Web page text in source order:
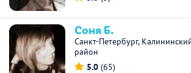
Соня Б.
Санкт-Петербург,
район
5.0 (65)